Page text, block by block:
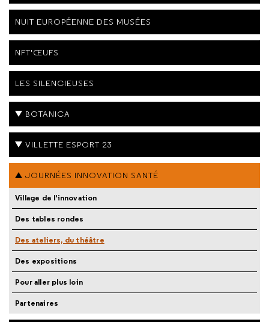
NUIT EUROPÉENNE DES MUSÉES
NFT'ŒUFS
LES SILENCIEUSES
BOTANICA
VILLETTE ESPORT 23
JOURNÉES INNOVATION SANTÉ
Village de l'innovation
Des tables rondes
Des ateliers, du théâtre
Des expositions
Pour aller plus loin
Partenaires